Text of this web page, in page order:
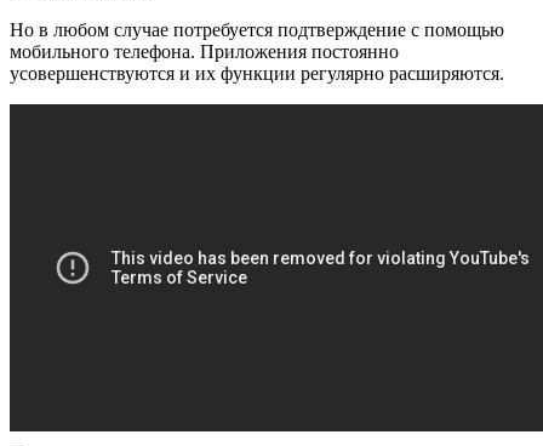
Но в любом случае потребуется подтверждение с помощью
мобильного телефона. Приложения постоянно
усовершенствуются и их функции регулярно расширяются.